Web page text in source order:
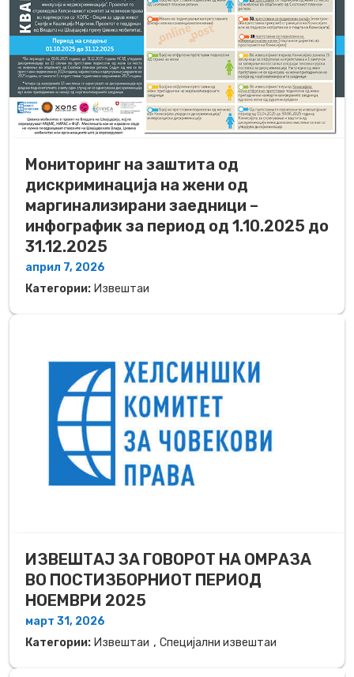
Мониторинг на заштита од
дискриминација на жени од
маргинализирани заедници –
инфографик за период од 1.10.2025 до
31.12.2025
април 7, 2026
Категории: Извештаи
ИЗВЕШТАЈ ЗА ГОВОРОТ НА ОМРАЗА
ВО ПОСТИЗБОРНИОТ ПЕРИОД
НОЕМВРИ 2025
март 31, 2026
Категории: Извештаи , Специјални извештаи